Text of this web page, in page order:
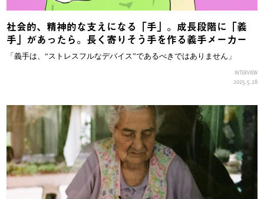
社会的、精神的な支えになる「手」。成長段階に「義
手」があったら。長く寄りそう手を作る義手メーカー
「義手は、“ストレスフルなデバイス”であるべきではありません」
INTERVIEW
2025.5.28